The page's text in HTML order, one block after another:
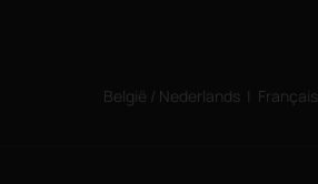
België / Nederlands Français